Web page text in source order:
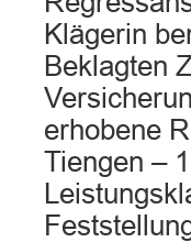
Klägerin
Beklagten
erhobene
Tiengen –